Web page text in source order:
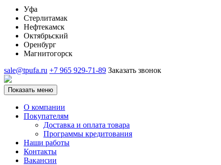
Уфа
Стерлитамак
Нефтекамск
Октябрьский
Оренбург
Магнитогорск
sale@tpufa.ru +7 965 929-71-89 Заказать звонок
Показать меню
О компании
Покупателям
Доставка и оплата товара
Программы кредитования
Наши работы
Контакты
Вакансии